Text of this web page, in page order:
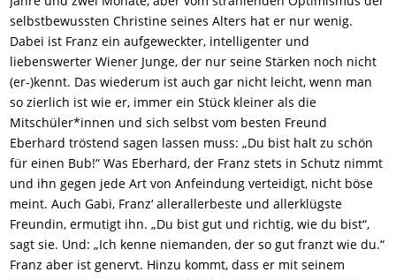
selbstbewussten Christine seines Alters hat er nur wenig.
Dabei ist Franz ein aufgeweckter, intelligenter und
liebenswerter Wiener Junge, der nur seine Stärken noch nicht
(er-)kennt. Das wiederum ist auch gar nicht leicht, wenn man
so zierlich ist wie er, immer ein Stück kleiner als die
Mitschüler*innen und sich selbst vom besten Freund
Eberhard tröstend sagen lassen muss: „Du bist halt zu schön
für einen Bub!“ Was Eberhard, der Franz stets in Schutz nimmt
und ihn gegen jede Art von Anfeindung verteidigt, nicht böse
meint. Auch Gabi, Franz‘ allerallerbeste und allerklügste
Freundin, ermutigt ihn. „Du bist gut und richtig, wie du bist“,
sagt sie. Und: „Ich kenne niemanden, der so gut franzt wie du.“
Franz aber ist genervt. Hinzu kommt, dass er mit seinem